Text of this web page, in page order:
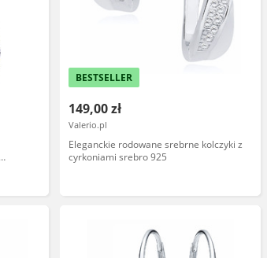
BESTSELLER
149,00 zł
Valerio.pl
Eleganckie rodowane srebrne kolczyki z
cyrkoniami srebro 925